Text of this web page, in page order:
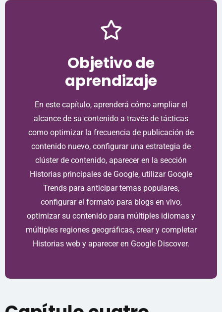
Objetivo de
aprendizaje
En este capítulo, aprenderá cómo ampliar el
alcance de su contenido a través de tácticas
como optimizar la frecuencia de publicación de
contenido nuevo, configurar una estrategia de
clúster de contenido, aparecer en la sección
Historias principales de Google, utilizar Google
Trends para anticipar temas populares,
configurar el formato para blogs en vivo,
optimizar su contenido para múltiples idiomas y
múltiples regiones geográficas, crear y completar
Historias web y aparecer en Google Discover.